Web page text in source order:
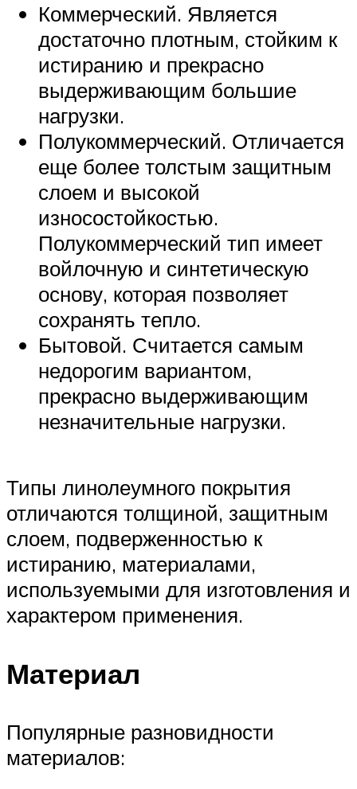
Коммерческий. Является
достаточно плотным, стойким к
истиранию и прекрасно
выдерживающим большие
нагрузки.
Полукоммерческий. Отличается
еще более толстым защитным
слоем и высокой
износостойкостью.
Полукоммерческий тип имеет
войлочную и синтетическую
основу, которая позволяет
сохранять тепло.
Бытовой. Считается самым
недорогим вариантом,
прекрасно выдерживающим
незначительные нагрузки.
Типы линолеумного покрытия
отличаются толщиной, защитным
слоем, подверженностью к
истиранию, материалами,
используемыми для изготовления и
характером применения.
Материал
Популярные разновидности
материалов: